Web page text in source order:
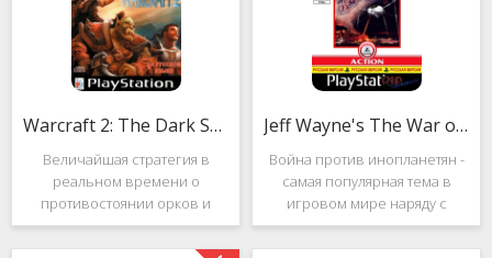
Warcraft 2: The Dark Saga
Величайшая стратегия в
реальном времени о
противостоянии орков и
людей. Warcraft 2: The Dark
Saga рассказывает
Jeff Wayne's The War of the Worlds
Война против инопланетян -
самая популярная тема в
игровом мире наряду с
войнами против
террористов и зомби. Здесь